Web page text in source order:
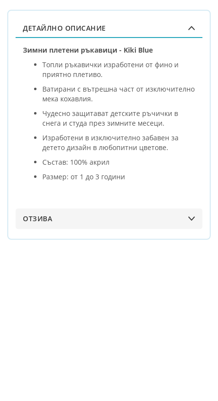
ДЕТАЙЛНО ОПИСАНИЕ
Зимни плетени ръкавици - Kiki Blue
Топли ръкавички изработени от фино и
приятно плетиво.
Ватирани с вътрешна част от изключително
мека кохавлия.
Чудесно защитават детските ръчички в
снега и студа през зимните месеци.
Изработени в изключително забавен за
детето дизайн в любопитни цветове.
Състав: 100% акрил
Размер: от 1 до 3 години
ОТЗИВА